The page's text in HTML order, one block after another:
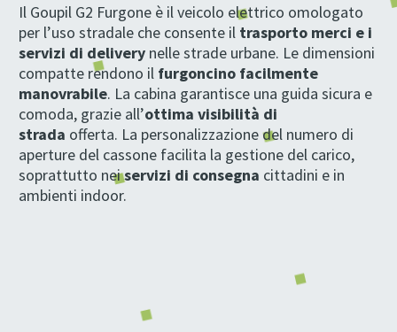
Il Goupil G2 Furgone è il veicolo elettrico omologato
per l’uso stradale che consente il trasporto merci e i
servizi di delivery nelle strade urbane. Le dimensioni
compatte rendono il furgoncino facilmente
manovrabile. La cabina garantisce una guida sicura e
comoda, grazie all’ottima visibilità di
strada offerta. La personalizzazione del numero di
aperture del cassone facilita la gestione del carico,
soprattutto neiservizi di consegna cittadini e in
ambienti indoor.